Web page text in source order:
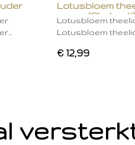
Lotusbloem
groen (Chakra 4)
Lotusbloem
Lotusbloem
€ 12,99